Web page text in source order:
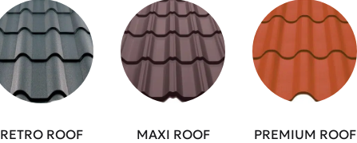
RETRO ROOF MAXI ROOF PREMIUM ROOF